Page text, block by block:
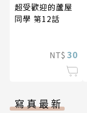
超受歡迎的蘆屋
同學 第12話
NT$ 30
寫真最新